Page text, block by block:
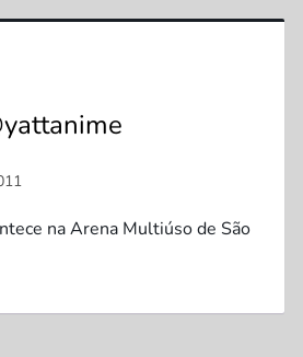
na Arena Multiúso de São